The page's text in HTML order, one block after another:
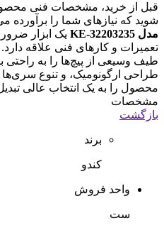
قبل از خرید، مشخصات فنی
شوید که نیازهای شما را برآورده
مدل KE-32203235
یک ابزار
تعمیرات و کارهای فنی علاقه
طیف وسیعی از پیچ‌ها را به راحتی
طراحی ارگونومیک، و تنوع سری‌ها
محصول را به یک انتخاب عالی
مشخصات
بازگشت
برند
کندو
واحد فروش
ست